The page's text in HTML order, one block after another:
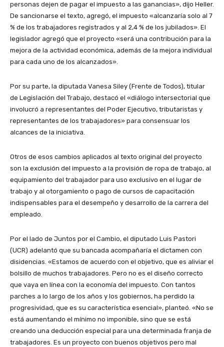
personas dejen de pagar el impuesto a las ganancias», dijo Heller.
De sancionarse el texto, agregó, el impuesto «alcanzaría solo al 7
% de los trabajadores registrados y al 2,4 % de los jubilados». El
legislador agregó que el proyecto «será una contribución para la
mejora de la actividad económica, además de la mejora individual
para cada uno de los alcanzados».
Por su parte, la diputada Vanesa Siley (Frente de Todos), titular
de Legislación del Trabajo, destacó el «diálogo intersectorial que
involucró a representantes del Poder Ejecutivo, tributaristas y
representantes de los trabajadores» para consensuar los
alcances de la iniciativa.
Otros de esos cambios aplicados al texto original del proyecto
son la exclusión del impuesto a la provisión de ropa de trabajo, al
equipamiento del trabajador para uso exclusivo en el lugar de
trabajo y al otorgamiento o pago de cursos de capacitación
indispensables para el desempeño y desarrollo de la carrera del
empleado.
Por el lado de Juntos por el Cambio, el diputado Luis Pastori
(UCR) adelantó que su bancada acompañaría el dictamen con
disidencias. «Estamos de acuerdo con el objetivo, que es aliviar el
bolsillo de muchos trabajadores. Pero no es el diseño correcto
que vaya en línea con la economía del impuesto. Con tantos
parches a lo largo de los años y los gobiernos, ha perdido la
progresividad, que es su característica esencial», planteó. «No se
está aumentando el mínimo no imponible, sino que se está
creando una deducción especial para una determinada franja de
trabajadores. Es un proyecto con buenos objetivos pero mal